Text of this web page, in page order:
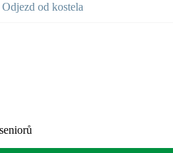
Odjezd od kostela